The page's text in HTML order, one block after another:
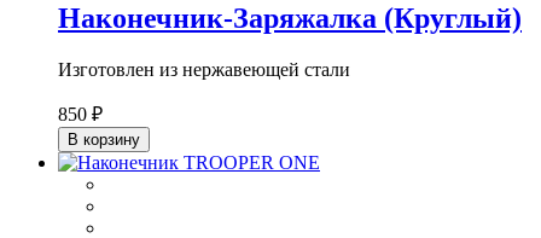
Наконечник-Заряжалка (Круглый)
Изготовлен из нержавеющей стали
850 ₽
В корзину